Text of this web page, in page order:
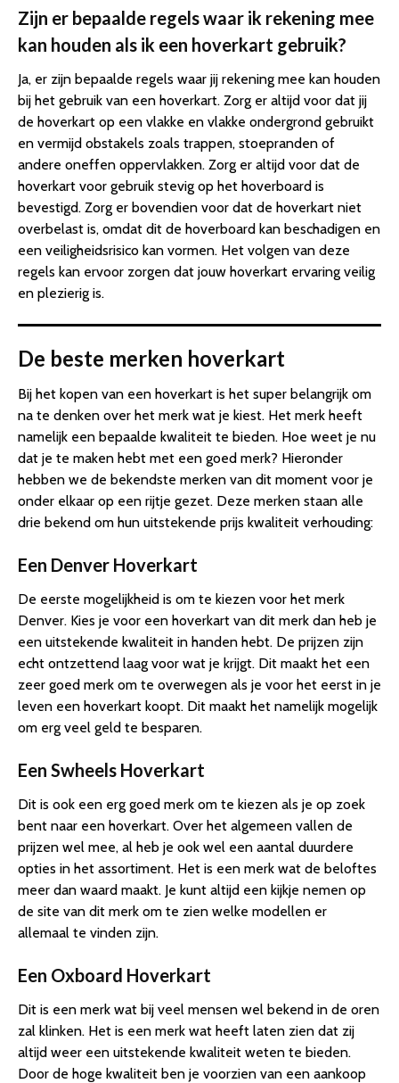
Zijn er bepaalde regels waar ik rekening mee
kan houden als ik een hoverkart gebruik?
Ja, er zijn bepaalde regels waar jij rekening mee kan houden
bij het gebruik van een hoverkart. Zorg er altijd voor dat jij
de hoverkart op een vlakke en vlakke ondergrond gebruikt
en vermijd obstakels zoals trappen, stoepranden of
andere oneffen oppervlakken. Zorg er altijd voor dat de
hoverkart voor gebruik stevig op het hoverboard is
bevestigd. Zorg er bovendien voor dat de hoverkart niet
overbelast is, omdat dit de hoverboard kan beschadigen en
een veiligheidsrisico kan vormen. Het volgen van deze
regels kan ervoor zorgen dat jouw hoverkart ervaring veilig
en plezierig is.
De beste merken hoverkart
Bij het kopen van een hoverkart is het super belangrijk om
na te denken over het merk wat je kiest. Het merk heeft
namelijk een bepaalde kwaliteit te bieden. Hoe weet je nu
dat je te maken hebt met een goed merk? Hieronder
hebben we de bekendste merken van dit moment voor je
onder elkaar op een rijtje gezet. Deze merken staan alle
drie bekend om hun uitstekende prijs kwaliteit verhouding:
Een Denver Hoverkart
De eerste mogelijkheid is om te kiezen voor het merk
Denver. Kies je voor een hoverkart van dit merk dan heb je
een uitstekende kwaliteit in handen hebt. De prijzen zijn
echt ontzettend laag voor wat je krijgt. Dit maakt het een
zeer goed merk om te overwegen als je voor het eerst in je
leven een hoverkart koopt. Dit maakt het namelijk mogelijk
om erg veel geld te besparen.
Een Swheels Hoverkart
Dit is ook een erg goed merk om te kiezen als je op zoek
bent naar een hoverkart. Over het algemeen vallen de
prijzen wel mee, al heb je ook wel een aantal duurdere
opties in het assortiment. Het is een merk wat de beloftes
meer dan waard maakt. Je kunt altijd een kijkje nemen op
de site van dit merk om te zien welke modellen er
allemaal te vinden zijn.
Een Oxboard Hoverkart
Dit is een merk wat bij veel mensen wel bekend in de oren
zal klinken. Het is een merk wat heeft laten zien dat zij
altijd weer een uitstekende kwaliteit weten te bieden.
Door de hoge kwaliteit ben je voorzien van een aankoop